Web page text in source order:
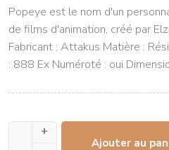
Popeye est le nom d'un
de films d'animation, créé par
Fabricant : Attakus Matière :
: 888 Ex Numéroté : oui
+
Ajouter au